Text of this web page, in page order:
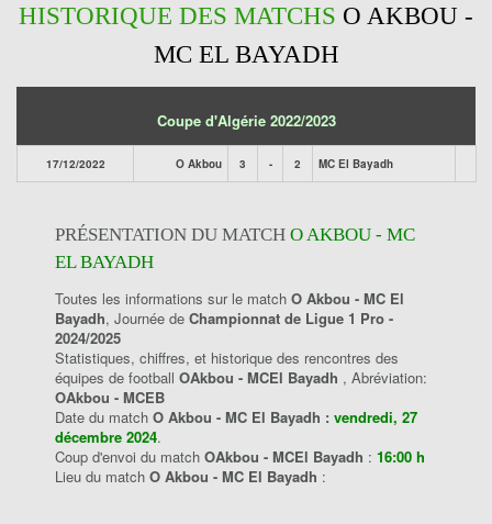
HISTORIQUE DES MATCHS O AKBOU -
MC EL BAYADH
Coupe d'Algérie 2022/2023
17/12/2022 O Akbou 3 - 2 MC El Bayadh
PRÉSENTATION DU MATCH O AKBOU - MC
EL BAYADH
Toutes les informations sur le match O Akbou - MC El
Bayadh, Journée de Championnat de Ligue 1 Pro -
2024/2025
Statistiques, chiffres, et historique des rencontres des
équipes de football OAkbou - MCEl Bayadh , Abréviation:
OAkbou - MCEB
Date du match O Akbou - MC El Bayadh : vendredi, 27
décembre 2024.
Coup d'envoi du match OAkbou - MCEl Bayadh : 16:00 h
Lieu du match O Akbou - MC El Bayadh :